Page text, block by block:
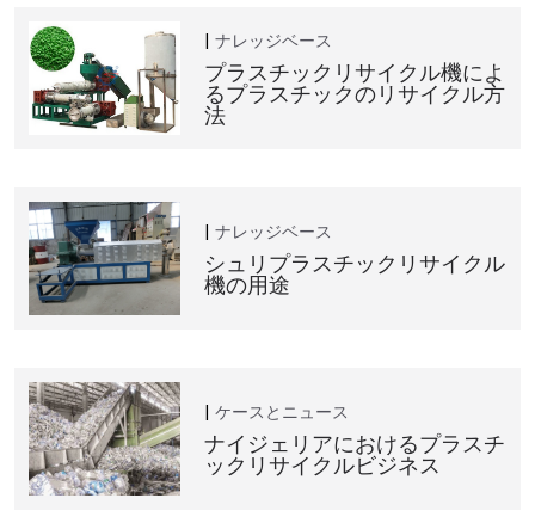
ナレッジベース
プラスチックリサイクル機によ
るプラスチックのリサイクル方
法
ナレッジベース
シュリプラスチックリサイクル
機の用途
ケースとニュース
ナイジェリアにおけるプラスチ
ックリサイクルビジネス